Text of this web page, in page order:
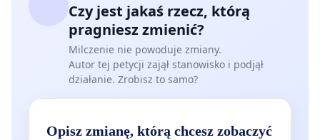
Czy jest jakaś rzecz, którą
pragniesz zmienić?
Milczenie nie powoduje zmiany.
Autor tej petycji zajął stanowisko i podjął
działanie. Zrobisz to samo?
Opisz zmianę, którą chcesz zobaczyć